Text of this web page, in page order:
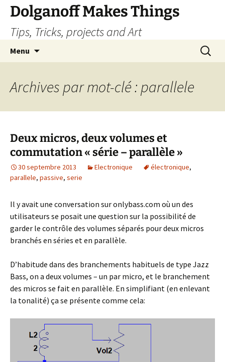
Dolganoff Makes Things
Tips, Tricks, projects and Art
Menu
Archives par mot-clé : parallele
Deux micros, deux volumes et
commutation « série – parallèle »
30 septembre 2013 Electronique électronique,
parallele, passive, serie
Il y avait une conversation sur onlybass.com où un des
utilisateurs se posait une question sur la possibilité de
garder le contrôle des volumes séparés pour deux micros
branchés en séries et en parallèle.
D’habitude dans des branchements habituels de type Jazz
Bass, on a deux volumes – un par micro, et le branchement
des micros se fait en parallèle. En simplifiant (en enlevant
la tonalité) ça se présente comme cela: